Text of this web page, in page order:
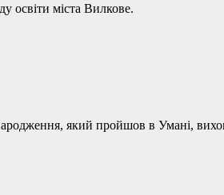
освіти міста Вилкове.
народження, який пройшов в Умані,